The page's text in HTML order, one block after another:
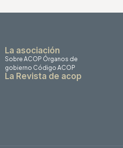
La asociación
Sobre ACOP Órganos de
gobierno Código ACOP
La Revista de acop